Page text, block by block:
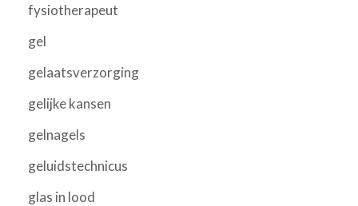
fysiotherapeut
gel
gelaatsverzorging
gelijke kansen
gelnagels
geluidstechnicus
glas in lood